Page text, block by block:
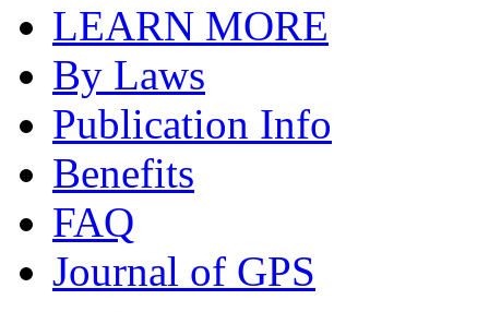
LEARN MORE
By Laws
Publication Info
Benefits
FAQ
Journal of GPS